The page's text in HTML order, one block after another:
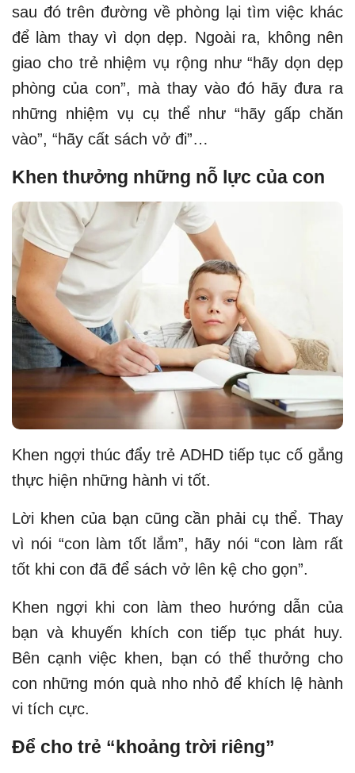
sau đó trên đường về phòng lại tìm việc khác
để làm thay vì dọn dẹp. Ngoài ra, không nên
giao cho trẻ nhiệm vụ rộng như “hãy dọn dẹp
phòng của con”, mà thay vào đó hãy đưa ra
những nhiệm vụ cụ thể như “hãy gấp chăn
vào”, “hãy cất sách vở đi”…
Khen thưởng những nỗ lực của con
Khen ngợi thúc đẩy trẻ ADHD tiếp tục cố gắng
thực hiện những hành vi tốt.
Lời khen của bạn cũng cần phải cụ thể. Thay
vì nói “con làm tốt lắm”, hãy nói “con làm rất
tốt khi con đã để sách vở lên kệ cho gọn”.
Khen ngợi khi con làm theo hướng dẫn của
bạn và khuyến khích con tiếp tục phát huy.
Bên cạnh việc khen, bạn có thể thưởng cho
con những món quà nho nhỏ để khích lệ hành
vi tích cực.
Để cho trẻ “khoảng trời riêng”